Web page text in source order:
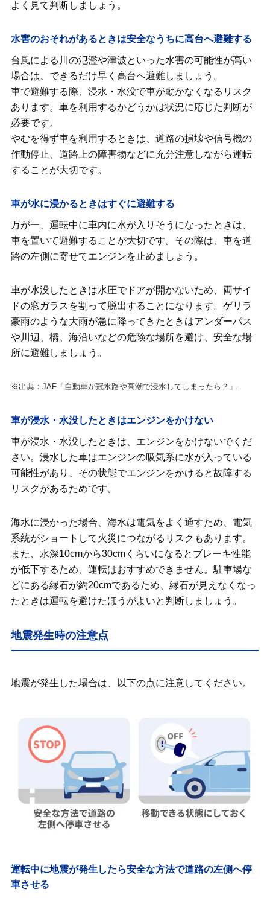
よく見て判断しましょう。
水害のおそれがあるときは安全なうちに高台へ避難する
台風による川の氾濫や津波といった水害の可能性が高い
場合は、できるだけ早く高台へ避難しましょう。
車で避難する際、浸水・水没で車が動かなくなるリスク
あります。車を利用するかどうかは状況に応じた判断が
必要です。
やむを得ず車を利用するときは、道路の損壊や信号機の
作動停止、道路上の障害物などに充分注意しながら運転
することが大切です。
車が水に浸かるときはすぐに避難する
万が一、運転中に車内に水が入りそうになったときは、
車を置いて避難することが大切です。その際は、車を道
路の左側に寄せてエンジンを止めましょう。
車が水没したときは水圧でドアが開かないため、両サイ
ドの窓ガラスを割って脱出することになります。ゲリラ
豪雨のような大雨が急に降ってきたときはアンダーパス
や川辺、橋、海沿いなどの危険な場所を避け、安全な場
所に避難しましょう。
※出典： JAF「自動車が冠水路や高潮で浸水してしまったら？」
車が浸水・水没したときはエンジンをかけない
車が浸水・水没したときは、エンジンをかけないでくだ
さい。浸水した車はエンジンの吸気系に水が入っている
可能性があり、その状態でエンジンをかけると故障する
リスクがあるためです。
海水に浸かった場合、海水は電気をよく通すため、電気
系統がショートして火災につながるリスクもあります。
また、水深10cmから30cmくらいになるとブレーキ性能
が低下するため、運転はおすすめできません。駐車場な
どにある縁石が約20cmであるため、縁石が見えなくなっ
たときは運転を避けたほうがよいと判断しましょう。
地震発生時の注意点
地震が発生した場合は、以下の点に注意してください。
運転中に地震が発生したら安全な方法で道路の左側へ停
車させる